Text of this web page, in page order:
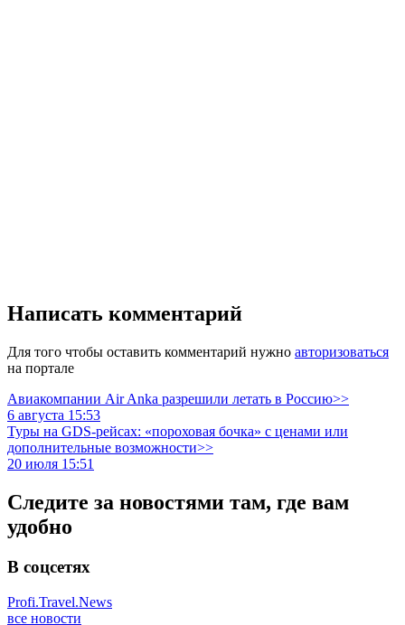
Написать комментарий
Для того чтобы оставить комментарий нужно авторизоваться
на портале
Авиакомпании Air Anka разрешили летать в Россию>>
6 августа 15:53
Туры на GDS-рейсах: «пороховая бочка» с ценами или
дополнительные возможности>>
20 июля 15:51
Следите за новостями там, где вам
удобно
В соцсетях
Profi.Travel.News
все новости